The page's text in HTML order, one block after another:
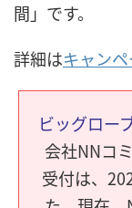
間」です。
詳細はキャン
ビッグロー
会社NNコ
受付は、